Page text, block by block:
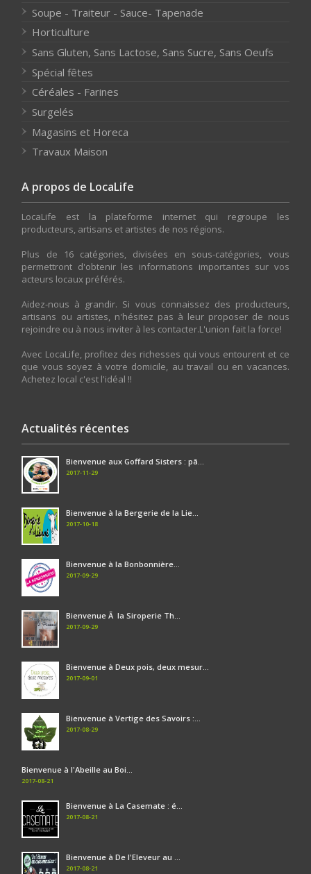
Soupe - Traiteur - Sauce- Tapenade
Horticulture
Sans Gluten, Sans Lactose, Sans Sucre, Sans Oeufs
Spécial fêtes
Céréales - Farines
Surgelés
Magasins et Horeca
Travaux Maison
A propos de LocaLife
LocaLife est la plateforme internet qui regroupe les
producteurs, artisans et artistes de nos régions.
Plus de 16 catégories, divisées en sous-catégories, vous
permettront d'obtenir les informations importantes sur vos
acteurs locaux préférés.
Aidez-nous à grandir. Si vous connaissez des producteurs,
artisans ou artistes, n'hésitez pas à leur proposer de nous
rejoindre ou à nous inviter à les contacter.L'union fait la force!
Avec LocaLife, profitez des richesses qui vous entourent et ce
que vous soyez à votre domicile, au travail ou en vacances.
Achetez local c'est l'idéal !!
Actualités récentes
Bienvenue aux Goffard Sisters : pâ...
2017-11-29
Bienvenue à la Bergerie de la Lie...
2017-10-18
Bienvenue à la Bonbonnière...
2017-09-29
Bienvenue Ã la Siroperie Th...
2017-09-29
Bienvenue à Deux pois, deux mesur...
2017-09-01
Bienvenue à Vertige des Savoirs :...
2017-08-29
Bienvenue à l'Abeille au Boi...
2017-08-21
Bienvenue à La Casemate : é...
2017-08-21
Bienvenue à De l'Eleveur au ...
2017-08-21